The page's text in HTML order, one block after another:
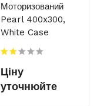
Моторизований
Pearl 400x300,
White Case
Ціну
уточнюйте